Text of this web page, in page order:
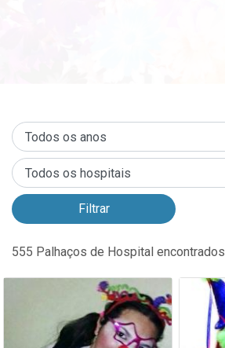
555 Palhaços de Hospital encontrados